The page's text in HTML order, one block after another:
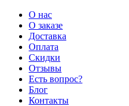
О нас
О заказе
Доставка
Оплата
Скидки
Отзывы
Есть вопрос?
Блог
Контакты